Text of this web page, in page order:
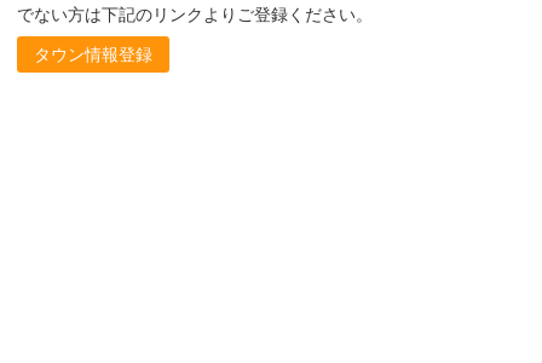
でない方は下記のリンクよりご登録ください。
タウン情報登録